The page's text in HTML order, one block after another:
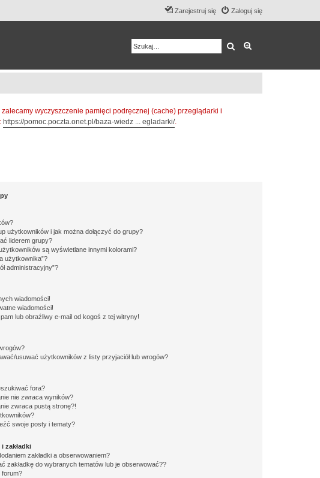
Zaloguj się
Zarejestruj się
Szukaj
wyczyszczenie pamięci podręcznej (cache) przeglądarki i
https://pomoc.poczta.onet.pl/baza-wiedz ... egladarki/.
użytkowników i jak można dołączyć do grupy?
liderem grupy?
są wyświetlane innymi kolorami?
użytkownika”?
administracyjny”?
wiadomości!
wiadomości!
lub obraźliwy e-mail od kogoś z tej witryny!
usuwać użytkowników z listy przyjaciół lub wrogów?
fora?
nie zwraca wyników?
zwraca pustą stronę?!
swoje posty i tematy?
zakładki
zakładki a obserwowaniem?
zakładkę do wybranych tematów lub je obserwować??
forum?